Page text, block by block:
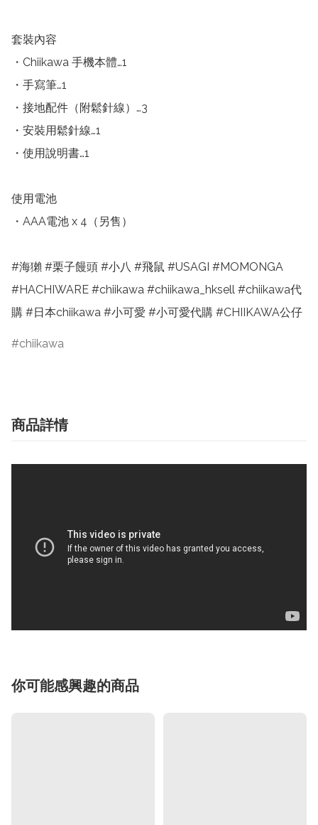
套裝內容
・Chiikawa 手機本體…1
・手寫筆…1
・接地配件（附鬆針線）…3
・安裝用鬆針線…1
・使用說明書…1
使用電池
・AAA電池 x 4（另售）
#海獺 #栗子饅頭 #小八 #飛鼠 #USAGI #MOMONGA
#HACHIWARE #chiikawa #chiikawa_hksell #chiikawa代
購 #日本chiikawa #小可愛 #小可愛代購 #CHIIKAWA公仔
chiikawa
商品詳情
你可能感興趣的商品